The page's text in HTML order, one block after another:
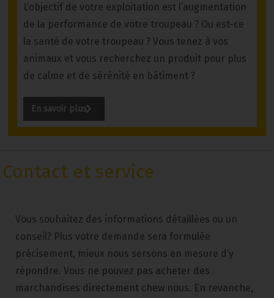
L’objectif de votre exploitation est l’augmentation
de la performance de votre troupeau ? Ou est-ce
la santé de votre troupeau ? Vous tenez à vos
animaux et vous recherchez un produit pour plus
de calme et de sérénité en bâtiment ?
En savoir plus
Contact et service
Vous souhaitez des informations détaillées ou un
conseil? Plus votre demande sera formulée
précisement, mieux nous sersons en mesure d’y
répondre. Vous ne pouvez pas acheter des
marchandises directement chew nous. En revanche,